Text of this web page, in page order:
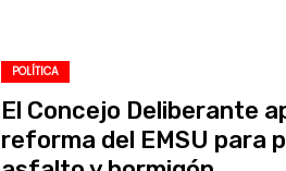
POLÍTICA
El Concejo Deliberante
reforma del EMSU para